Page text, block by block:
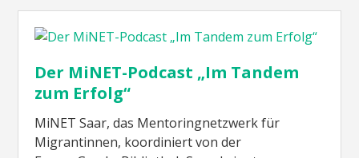
Der MiNET-Podcast „Im Tandem
zum Erfolg“
MiNET Saar, das Mentoringnetzwerk für
Migrantinnen, koordiniert von der